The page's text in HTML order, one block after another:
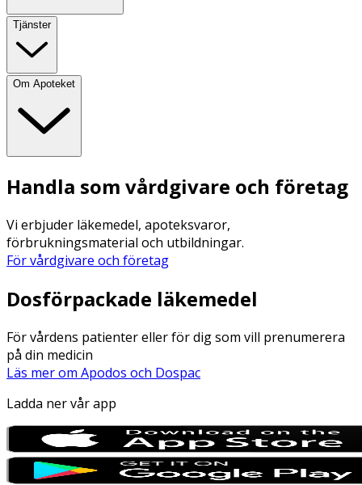
Tjänster
Om Apoteket
Handla som vårdgivare och företag
Vi erbjuder läkemedel, apoteksvaror,
förbrukningsmaterial och utbildningar.
För vårdgivare och företag
Dosförpackade läkemedel
För vårdens patienter eller för dig som vill prenumerera
på din medicin
Läs mer om Apodos och Dospac
Ladda ner vår app